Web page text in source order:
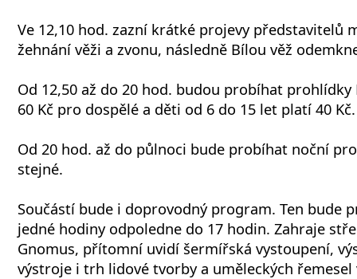
Ve 12,10 hod. zazní krátké projevy představitelů
žehnání věži a zvonu, následně Bílou věž
Od 12,50 až do 20 hod. budou probíhat prohlídky
60 Kč pro dospělé a děti od 6 do 15 let platí 40 Kč.
Od 20 hod. až do půlnoci bude probíhat noční
stejné.
Součástí bude i doprovodný program. Ten bude
jedné hodiny odpoledne do 17 hodin. Zahraje
Gnomus, přítomní uvidí šermířská vystoupení,
výstroje i trh lidové tvorby a uměleckých